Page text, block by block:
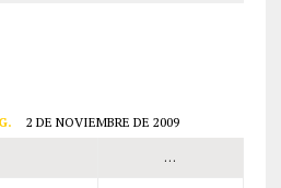
2 DE NOVIEMBRE DE 2009
…